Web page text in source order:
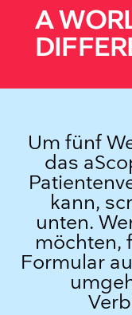
A
Um fünf
das
kann,
unten.
möchten,
Formular